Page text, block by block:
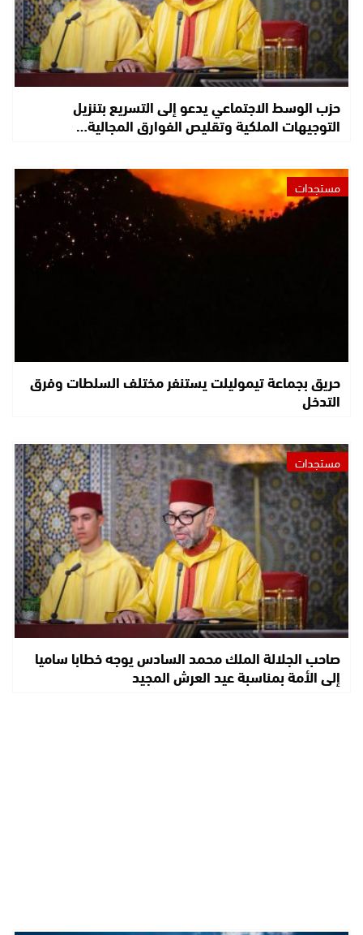
حزب الوسط الاجتماعي يدعو إلى التسريع بتنزيل
التوجيهات الملكية وتقليص الفوارق المجالية…
مستجدات
حريق بجماعة تيموليلت يستنفر مختلف السلطات وفرق
التدخل
مستجدات
صاحب الجلالة الملك محمد السادس يوجه خطابا ساميا
إلى الأمة بمناسبة عيد العرش المجيد